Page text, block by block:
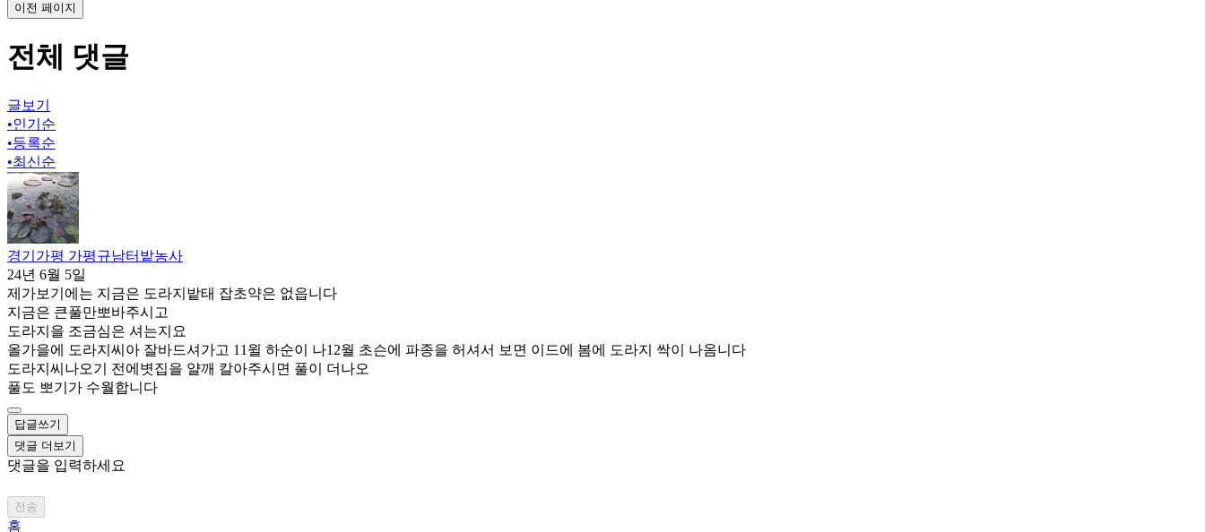
이전 페이지
전체 댓글
글보기
•인기순
•등록순
•최신순
경기가평 가평규남터밭농사
24년 6월 5일
제가보기에는 지금은 도라지밭태 잡초약은 없읍니다
지금은 큰풀만뽀바주시고
도라지을 조금심은 셔는지요
올가을에 도라지씨아 잘바드셔가고 11윌 하순이 나12월 초슨에 파종을 허셔서 보면 이드에 봄에 도라지 싹이 나옴니다
도라지씨나오기 전에볏집을 얄깨 칼아주시면 풀이 더나오
풀도 뽀기가 수월합니다
답글쓰기
댓글 더보기
댓글을 입력하세요
전송
홈